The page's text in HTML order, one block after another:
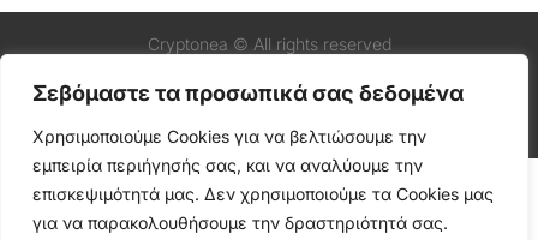
Σεβόμαστε τα προσωπικά σας δεδομένα
Χρησιμοποιούμε Cookies για να βελτιώσουμε την
εμπειρία περιήγησής σας, και να αναλύουμε την
επισκεψιμότητά μας. Δεν χρησιμοποιούμε τα Cookies μας
για να παρακολουθήσουμε την δραστηριότητά σας.
Cryptonea © All rights reserved